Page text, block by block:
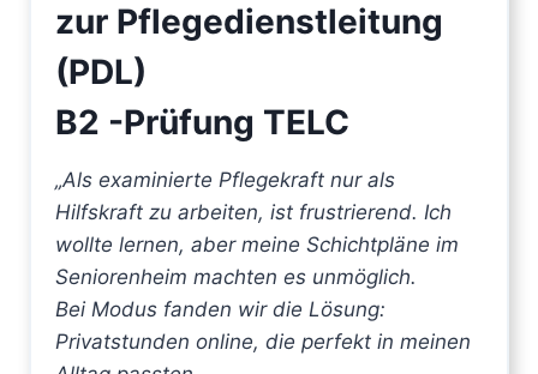
zur Pflegedienstleitung
(PDL)
B2 -Prüfung TELC
„Als examinierte Pflegekraft nur als
Hilfskraft zu arbeiten, ist frustrierend. Ich
wollte lernen, aber meine Schichtpläne im
Seniorenheim machten es unmöglich.
Bei Modus fanden wir die Lösung:
Privatstunden online, die perfekt in meinen